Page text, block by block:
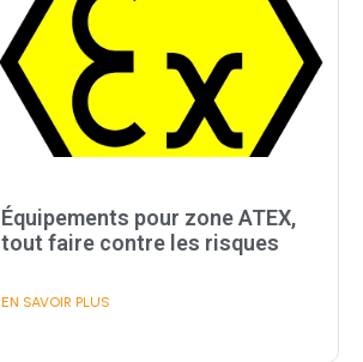
Équipements pour zone ATEX,
tout faire contre les risques
EN SAVOIR PLUS